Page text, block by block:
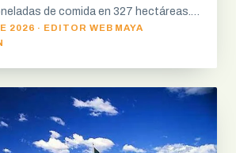
de comida en 327 hectáreas.…
2026 · EDITOR WEB MAYA